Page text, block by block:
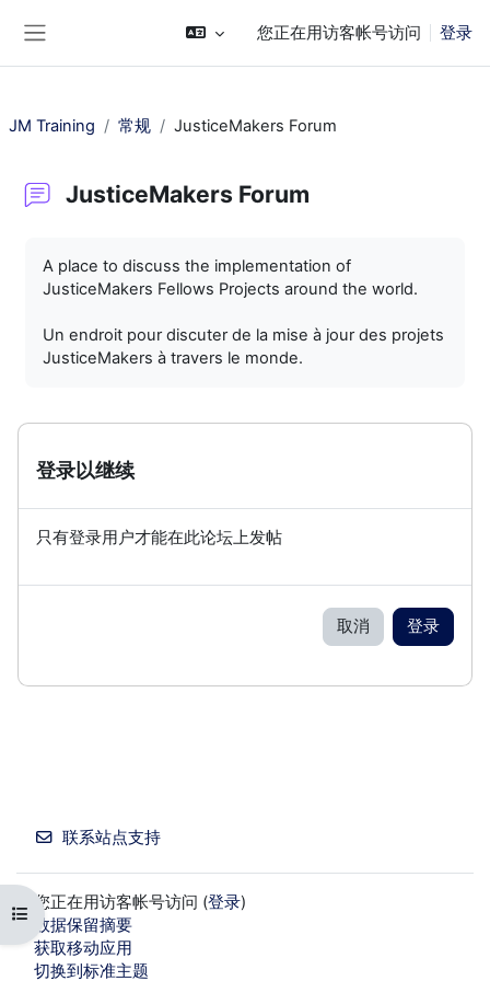
您正在用访客帐号访问 登录
打开课程索引
JM Training 常规 JusticeMakers Forum
JusticeMakers Forum
A place to discuss the implementation of
JusticeMakers Fellows Projects around the world.
Un endroit pour discuter de la mise à jour des projets
JusticeMakers à travers le monde.
登录以继续
只有登录用户才能在此论坛上发帖
取消 登录
联系站点支持
您正在用访客帐号访问 (登录)
‎数据保留摘要‎
获取移动应用
切换到标准主题